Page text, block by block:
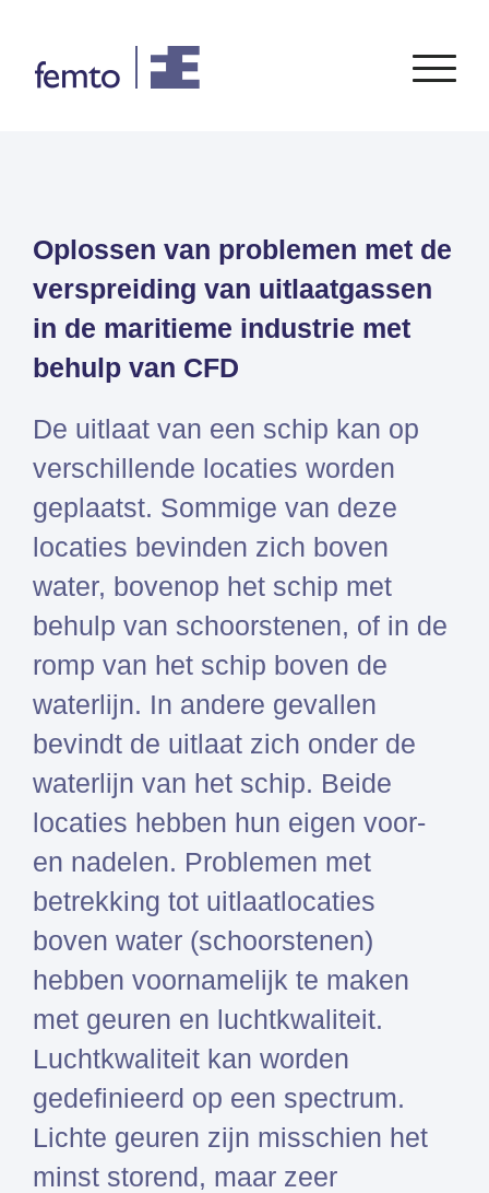
CONSULTANCY DIENSTEN
FEA
CFD
Systeemsimulaties
Design optimalisatie
SIEMENS
PORTFOLIO
Simcenter
Femap
CCM+
Simcenter
Amesim
Simcenter
3D
HEEDS
Verifier
Altair
HyperWorks
Altair
SimSolid
Altair
PhysicsAI
SOFTWARE
ENABLEMENT
Advies
Training
Femto is Expert Partner van
Oplossen van problemen met de
verspreiding van uitlaatgassen
in de maritieme industrie met
behulp van CFD
De uitlaat van een schip kan op
verschillende locaties worden
geplaatst. Sommige van deze
locaties bevinden zich boven
water, bovenop het schip met
behulp van schoorstenen, of in de
romp van het schip boven de
waterlijn. In andere gevallen
bevindt de uitlaat zich onder de
waterlijn van het schip. Beide
locaties hebben hun eigen voor-
en nadelen. Problemen met
betrekking tot uitlaatlocaties
boven water (schoorstenen)
hebben voornamelijk te maken
met geuren en luchtkwaliteit.
Luchtkwaliteit kan worden
gedefinieerd op een spectrum.
Lichte geuren zijn misschien het
minst storend, maar zeer